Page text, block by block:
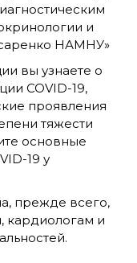
и
НАМНУ»
вы узнаете о
COVID-19,
проявления
тяжести
основные
19 у
прежде всего,
кардиологам и